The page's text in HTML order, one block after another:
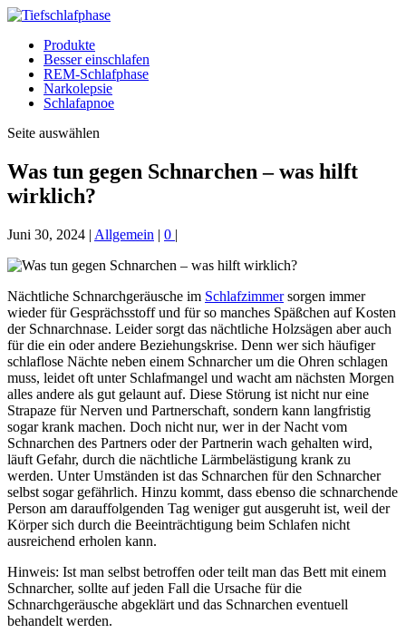
Produkte
Besser einschlafen
REM-Schlafphase
Narkolepsie
Schlafapnoe
Seite auswählen
Was tun gegen Schnarchen – was hilft
wirklich?
Juni 30, 2024 | Allgemein | 0 |
Nächtliche Schnarchgeräusche im Schlafzimmersorgen immer
wieder für Gesprächsstoff und für so manches Späßchen auf Kosten
der Schnarchnase. Leider sorgt das nächtliche Holzsägen aber auch
für die ein oder andere Beziehungskrise. Denn wer sich häufiger
schlaflose Nächte neben einem Schnarcher um die Ohren schlagen
muss, leidet oft unter Schlafmangel und wacht am nächsten Morgen
alles andere als gut gelaunt auf. Diese Störung ist nicht nur eine
Strapaze für Nerven und Partnerschaft, sondern kann langfristig
sogar krank machen. Doch nicht nur, wer in der Nacht vom
Schnarchen des Partners oder der Partnerin wach gehalten wird,
läuft Gefahr, durch die nächtliche Lärmbelästigung krank zu
werden. Unter Umständen ist das Schnarchen für den Schnarcher
selbst sogar gefährlich. Hinzu kommt, dass ebenso die schnarchende
Person am darauffolgenden Tag weniger gut ausgeruht ist, weil der
Körper sich durch die Beeinträchtigung beim Schlafen nicht
ausreichend erholen kann.
Hinweis: Ist man selbst betroffen oder teilt man das Bett mit einem
Schnarcher, sollte auf jeden Fall die Ursache für die
Schnarchgeräusche abgeklärt und das Schnarchen eventuell
behandelt werden.